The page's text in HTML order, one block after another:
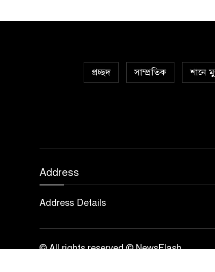
প্রচ্ছদ সাম্প্রতিক শানে
Address
Address Details
© All rights reserved © NewsFlash